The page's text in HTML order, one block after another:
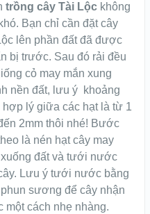
trồng cây Tài Lộc không
Bạn chỉ cần đặt cây
lên phần đất đã được
bị trước. Sau đó rải đều
cỏ may mắn xung
nền đất, lưu ý khoảng
hợp lý giữa các hạt là từ 1
2mm thôi nhé! Bước
là nén hạt cây may
xuống đất và tưới nước
Lưu ý tưới nước bằng
sương để cây nhận
một cách nhẹ nhàng.